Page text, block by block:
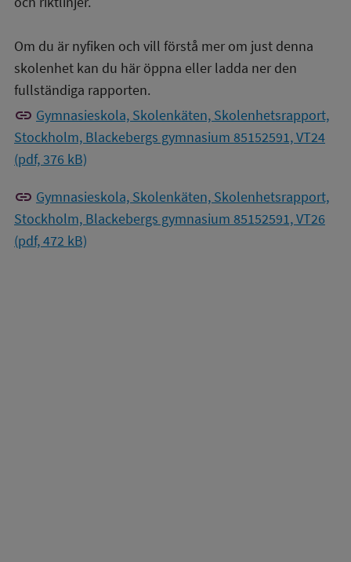
Om du är nyfiken och vill förstå mer om just denna
skolenhet kan du här öppna eller ladda ner den
fullständiga rapporten.
link Gymnasieskola, Skolenkäten, Skolenhetsrapport,
Stockholm, Blackebergs gymnasium 85152591, VT24
(pdf, 376 kB)
link Gymnasieskola, Skolenkäten, Skolenhetsrapport,
Stockholm, Blackebergs gymnasium 85152591, VT26
(pdf, 472 kB)